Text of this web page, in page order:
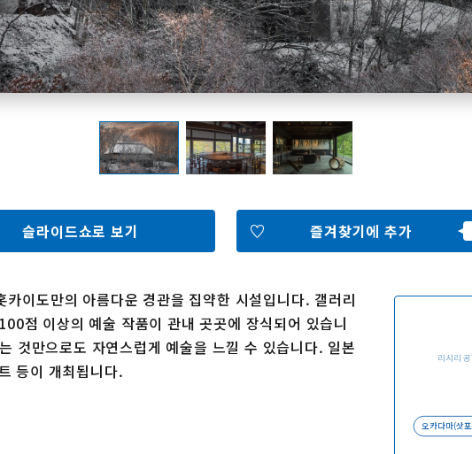
Faceb
ook
포토갤러리
이용 규약
운영조직 소개
링크
이도만의 아름다운 경관을 집약한 시설입니다. 갤러리
점 이상의 예술 작품이 관내 곳곳에 장식되어 있습니
것만으로도 자연스럽게 예술을 느낄 수 있습니다. 일본
등이 개최됩니다.
슬라이드쇼로 보기 즐겨찾기에 추가
오카다마(삿
리시리